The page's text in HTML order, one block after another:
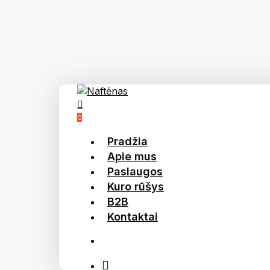
account
0
Pradžia
Apie mus
Paslaugos
Kuro rūšys
B2B
Kontaktai